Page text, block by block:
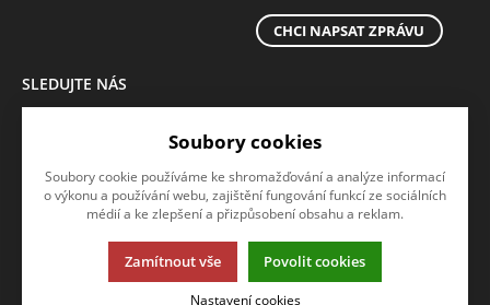
CHCI NAPSAT ZPRÁVU
SLEDUJTE NÁS
Tato stránka používá soubory cookies. Klikněte pro více informací.
Soubory cookies
Soubory cookie používáme ke shromažďování a analýze informací
o výkonu a používání webu, zajištění fungování funkcí ze sociálních
médií a ke zlepšení a přizpůsobení obsahu a reklam.
Zamítnout vše Povolit cookies
Nastavení cookies